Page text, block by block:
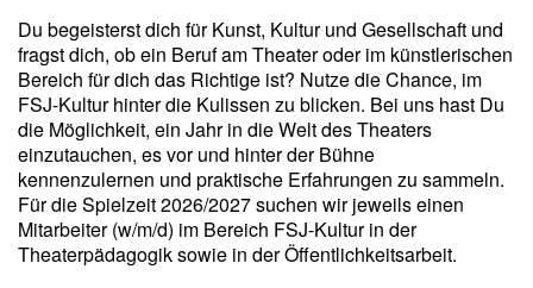
Du begeisterst dich für Kunst, Kultur und Gesellschaft und
fragst dich, ob ein Beruf am Theater oder im künstlerischen
Bereich für dich das Richtige ist? Nutze die Chance, im
FSJ-Kultur hinter die Kulissen zu blicken. Bei uns hast Du
die Möglichkeit, ein Jahr in die Welt des Theaters
einzutauchen, es vor und hinter der Bühne
kennenzulernen und praktische Erfahrungen zu sammeln.
Für die Spielzeit 2026/2027 suchen wir jeweils einen
Mitarbeiter (w/m/d) im Bereich FSJ-Kultur in der
Theaterpädagogik sowie in der Öffentlichkeitsarbeit.